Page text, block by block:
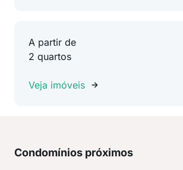
A partir de
2 quartos
Veja imóveis
Condomínios próximos